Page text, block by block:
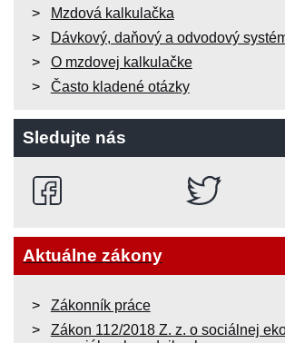
Mzdová kalkulačka
Dávkový, daňový a odvodový
O mzdovej kalkulačke
Často kladené otázky
Sledujte nás
Aktuálne zákony
Zákonník práce
Zákon 112/2018 Z. z. o sociálnej